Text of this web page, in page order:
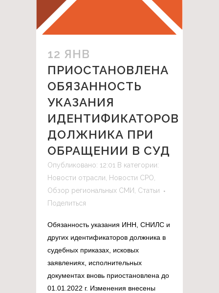
12 ЯНВ
ПРИОСТАНОВЛЕНА
ОБЯЗАННОСТЬ
УКАЗАНИЯ
ИДЕНТИФИКАТОРОВ
ДОЛЖНИКА ПРИ
ОБРАЩЕНИИ В СУД
Опубликовано: 12:01 В категории:
Новости отрасли, Новости СРО,
Обзор региональных СМИ, Статьи
Поделиться
Обязанность указания ИНН, СНИЛС и
других идентификаторов должника в
судебных приказах, исковых
заявлениях, исполнительных
документах вновь приостановлена до
01.01.2022 г. Изменения внесены